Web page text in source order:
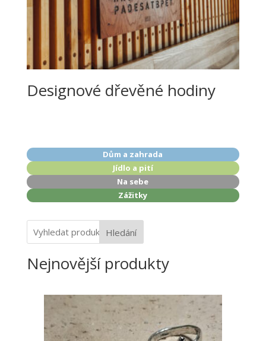
Designové dřevěné hodiny
Dům a zahrada
Jídlo a pití
Na sebe
Zážitky
Hledání
Nejnovější produkty